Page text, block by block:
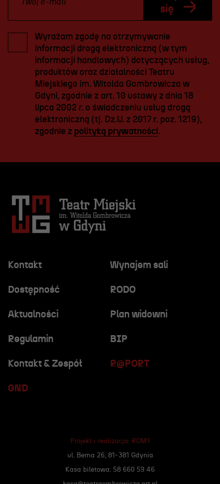
się
Wyrażam zgodę na otrzymywanie
informacji drogą elektroniczną (w tym
informacji handlowych) dotyczących usług,
produktów oraz działalności Teatru
Miejskiego im. Witolda Gombrowicza w
Gdyni, zgodnie z art. 10 ustawy z dnia 18
lipca 2002 r. o świadczeniu usług drogą
elektroniczną (tj. Dz.U. z 2017 r. poz. 1219),
zgodnie z polityką prywatności.
Kontakt Wynajem sali
Dostępność RODO
R@PORT
Aktualności Plan widowni
Regulamin BIP
GND
Kontakt & Zespół
Projekt i realizacja: ROM1
ul. Bema 26, 81-381 Gdynia
Kasa biletowa: 58 660 59 46